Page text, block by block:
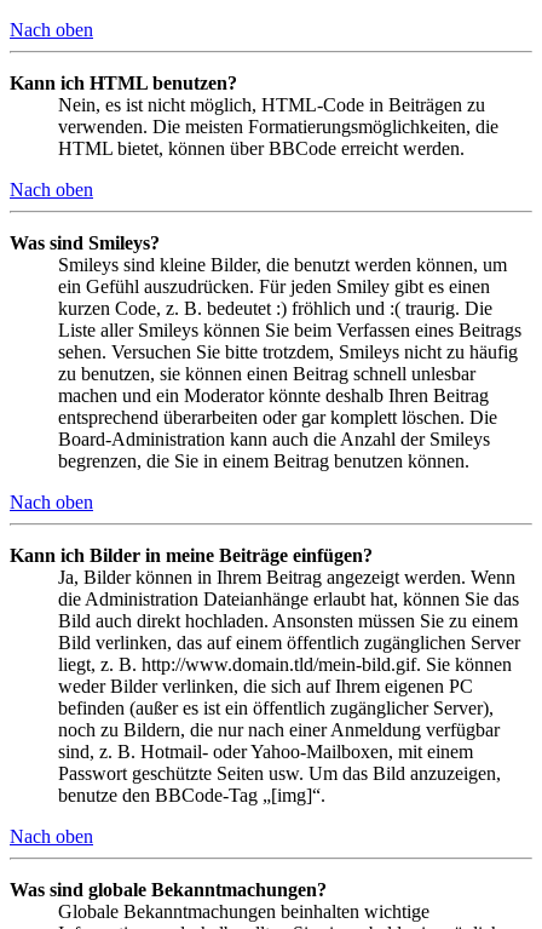
Nach oben
Kann ich HTML benutzen?
Nein, es ist nicht möglich, HTML-Code in Beiträgen zu
verwenden. Die meisten Formatierungsmöglichkeiten, die
HTML bietet, können über BBCode erreicht werden.
Nach oben
Was sind Smileys?
Smileys sind kleine Bilder, die benutzt werden können, um
ein Gefühl auszudrücken. Für jeden Smiley gibt es einen
kurzen Code, z. B. bedeutet :) fröhlich und :( traurig. Die
Liste aller Smileys können Sie beim Verfassen eines Beitrags
sehen. Versuchen Sie bitte trotzdem, Smileys nicht zu häufig
zu benutzen, sie können einen Beitrag schnell unlesbar
machen und ein Moderator könnte deshalb Ihren Beitrag
entsprechend überarbeiten oder gar komplett löschen. Die
Board-Administration kann auch die Anzahl der Smileys
begrenzen, die Sie in einem Beitrag benutzen können.
Nach oben
Kann ich Bilder in meine Beiträge einfügen?
Ja, Bilder können in Ihrem Beitrag angezeigt werden. Wenn
die Administration Dateianhänge erlaubt hat, können Sie das
Bild auch direkt hochladen. Ansonsten müssen Sie zu einem
Bild verlinken, das auf einem öffentlich zugänglichen Server
liegt, z. B. http://www.domain.tld/mein-bild.gif. Sie können
weder Bilder verlinken, die sich auf Ihrem eigenen PC
befinden (außer es ist ein öffentlich zugänglicher Server),
noch zu Bildern, die nur nach einer Anmeldung verfügbar
sind, z. B. Hotmail- oder Yahoo-Mailboxen, mit einem
Passwort geschützte Seiten usw. Um das Bild anzuzeigen,
benutze den BBCode-Tag „[img]“.
Nach oben
Was sind globale Bekanntmachungen?
Globale Bekanntmachungen beinhalten wichtige